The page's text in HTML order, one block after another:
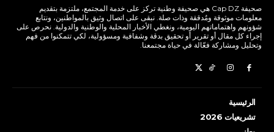
صحيفة Cap DZ هي صحيفة وطنية تركز على خدمة المجتمع، ملتزمة بتقديم
معلومات موثوقة ومُدققة وذات صلة. نبقى على اتصال وثيق بالمواطنين، ونتابع
شؤونهم واهتماماتهم اليومية، ونغطي الأخبار المحلية والوطنية والدولية. نحرص على
إجراء كل مقال أو تقرير أو تحقيق بدقة وشفافية ومسؤولية، لكي تتمكنوا من فهم
وتحليل ومشاركة فعّالة في حياة مجتمعنا.
الرئيسية
تشريعيات 2026